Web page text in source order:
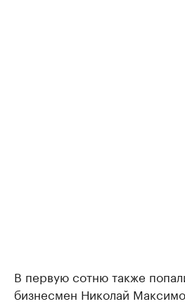
В первую сотню также
бизнесмен Николай